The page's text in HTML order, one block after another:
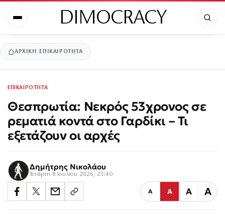
DIMOCRACY
ΑΡΧΙΚΉ ΕΠΙΚΑΙΡΟΤΗΤΑ
ΕΠΙΚΑΙΡΟΤΗΤΑ
Θεσπρωτία: Νεκρός 53χρονος σε
ρεματιά κοντά στο Γαρδίκι – Τι
εξετάζουν οι αρχές
Δημήτρης Νικολάου
Τετάρτη 8 Ιουλίου 2026, 21:40
Α Α Α Α